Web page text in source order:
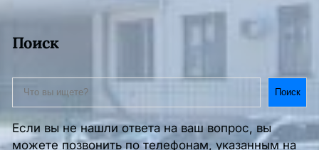
Поиск
r
Поиск
Если вы не нашли ответа на ваш вопрос, вы
можете позвонить по телефонам, указанным на